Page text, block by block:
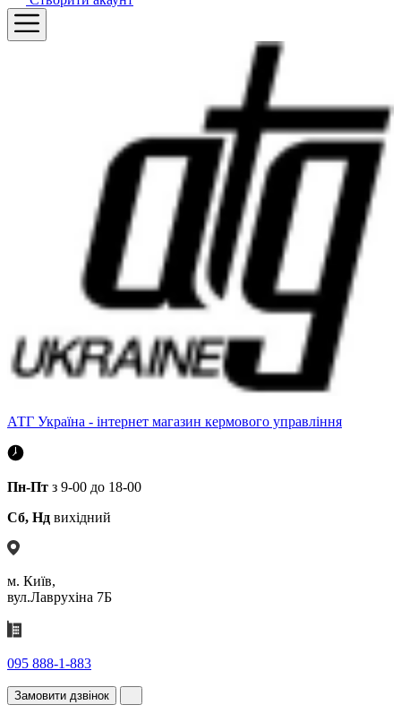
АТГ Україна - інтернет магазин кермового управління
Пн-Пт з 9-00 до 18-00
Сб, Нд вихідний
м. Київ,
вул.Лаврухіна 7Б
095 888-1-883
Замовити дзвінок